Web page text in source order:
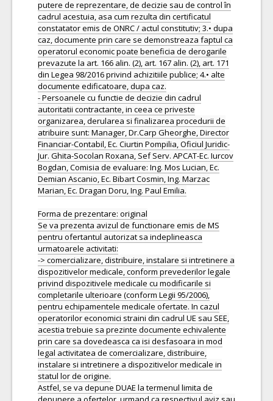
putere de reprezentare, de decizie sau de control în
cadrul acestuia, asa cum rezulta din certificatul
constatator emis de ONRC / actul constitutiv; 3.• dupa
caz, documente prin care se demonstreaza faptul ca
operatorul economic poate beneficia de derogarile
prevazute la art. 166 alin. (2), art. 167 alin. (2), art. 171
din Legea 98/2016 privind achizitiile publice; 4.• alte
documente edificatoare, dupa caz.
- Persoanele cu functie de decizie din cadrul
autoritatii contractante, in ceea ce priveste
organizarea, derularea si finalizarea procedurii de
atribuire sunt: Manager, Dr.Carp Gheorghe, Director
Financiar-Contabil, Ec. Ciurtin Pompilia, Oficiul Juridic-
Jur. Ghita-Socolan Roxana, Sef Serv. APCAT-Ec. Iurcov
Bogdan, Comisia de evaluare: Ing. Mos Lucian, Ec.
Demian Ascanio, Ec. Bibart Cosmin, Ing. Marzac
Marian, Ec. Dragan Doru, Ing. Paul Emilia.
Forma de prezentare: original
Se va prezenta avizul de functionare emis de MS
pentru ofertantul autorizat sa indeplineasca
urmatoarele activitati:
-> comercializare, distribuire, instalare si intretinere a
dispozitivelor medicale, conform prevederilor legale
privind dispozitivele medicale cu modificarile si
completarile ulterioare (conform Legii 95/2006),
pentru echipamentele medicale ofertate. In cazul
operatorilor economici straini din cadrul UE sau SEE,
acestia trebuie sa prezinte documente echivalente
prin care sa dovedeasca ca isi desfasoara in mod
legal activitatea de comercializare, distribuire,
instalare si intretinere a dispozitivelor medicale in
statul lor de origine.
Astfel, se va depune DUAE la termenul limita de